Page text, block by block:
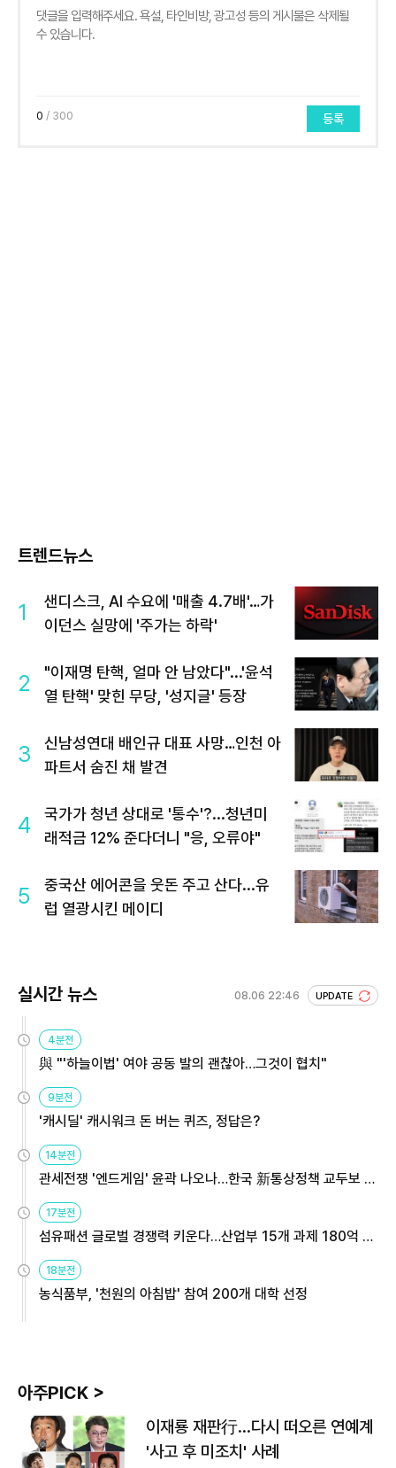
0 / 300 등록
트렌드뉴스
1
샌디스크, AI 수요에 '매출 4.7배'…가
이던스 실망에 '주가는 하락'
2
"이재명 탄핵, 얼마 안 남았다"...'윤석
열 탄핵' 맞힌 무당, '성지글' 등장
3
신남성연대 배인규 대표 사망…인천 아
파트서 숨진 채 발견
4
국가가 청년 상대로 '통수'?...청년미
래적금 12% 준다더니 "응, 오류야"
5
중국산 에어콘을 웃돈 주고 산다...유
럽 열광시킨 메이디
실시간 뉴스 08.06 22:46 UPDATE
4분전
與 "'하늘이법' 여야 공동 발의 괜찮아…그것이 협치"
9분전
'캐시딜' 캐시워크 돈 버는 퀴즈, 정답은?
14분전
관세전쟁 '엔드게임' 윤곽 나오나…한국 新통상정책 교두보 활
용해야
17분전
섬유패션 글로벌 경쟁력 키운다…산업부 15개 과제 180억 지
원
18분전
농식품부, '천원의 아침밥' 참여 200개 대학 선정
아주PICK >
이재룡 재판行…다시 떠오른 연예계
'사고 후 미조치' 사례